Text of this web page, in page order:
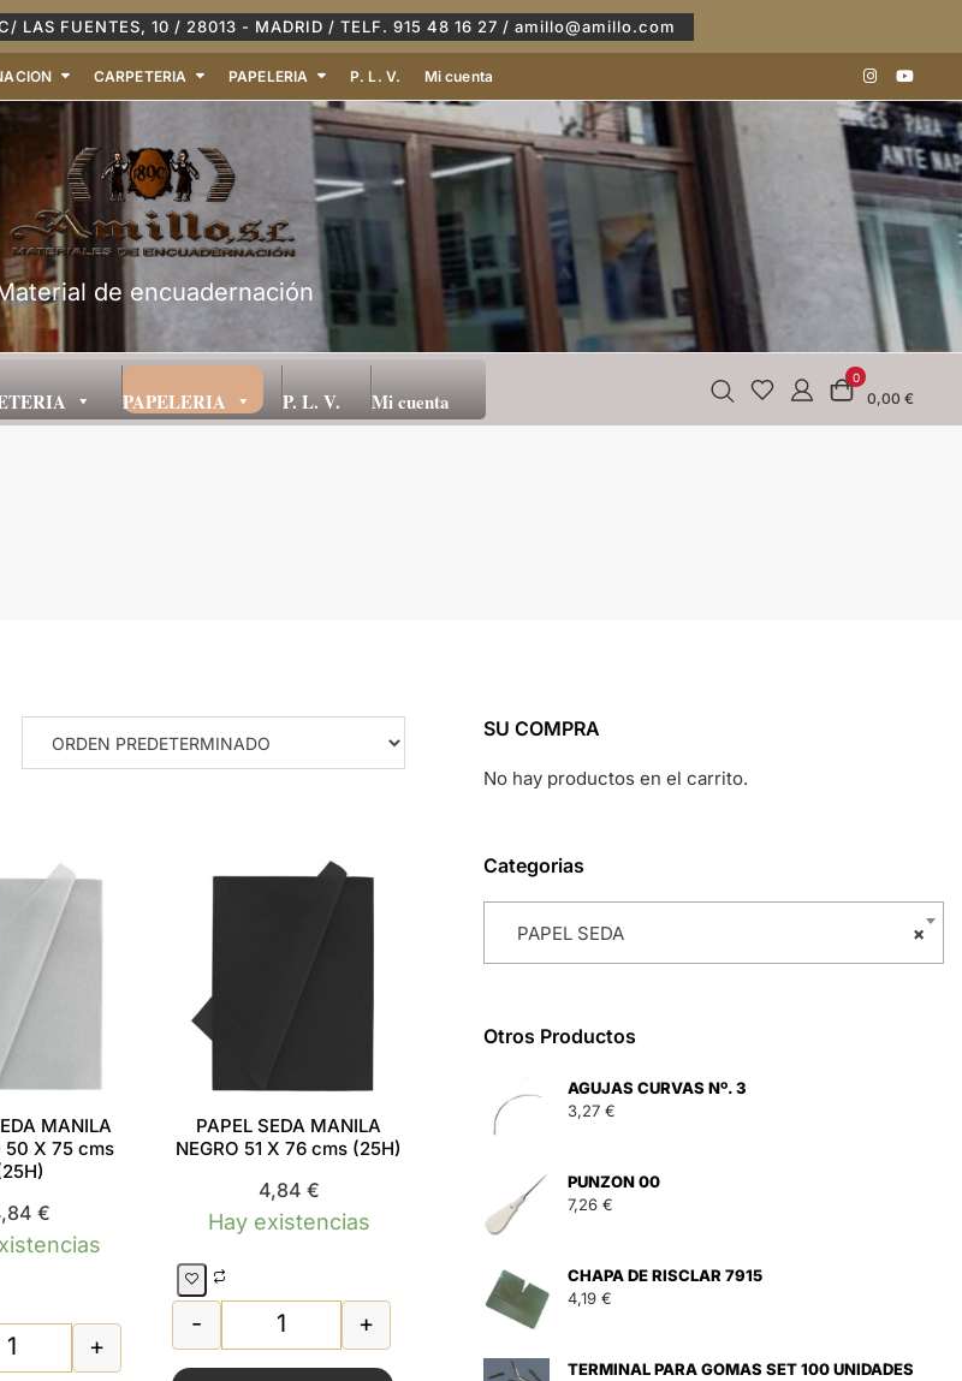
LAS FUENTES, 10 / 28013 - MADRID / TELF. 915 48 16 27 / amillo@amillo.com
CARPETERIA PAPELERIA P. L. V. Mi cuenta
de encuadernación
PAPELERIA P. L. V. Mi cuenta
0
0,00 €
cms (25H) cantidad
MANILA
50 X 75 cms
€
PAPEL SEDA MANILA BLANCO 50 X 75 cms (25H) cantidad
+
PAPEL SEDA MANILA
NEGRO 51 X 76 cms (25H)
4,84 €
Hay existencias
PAPEL SEDA MANILA NEGRO 51 X 76 cms (25H) cantidad
- +
SU COMPRA
No hay productos en el carrito.
Categorias
×
PAPEL SEDA
Otros Productos
AGUJAS CURVAS Nº. 3
3,27 €
PUNZON 00
7,26 €
CHAPA DE RISCLAR 7915
4,19 €
TERMINAL PARA GOMAS SET 100 UNIDADES